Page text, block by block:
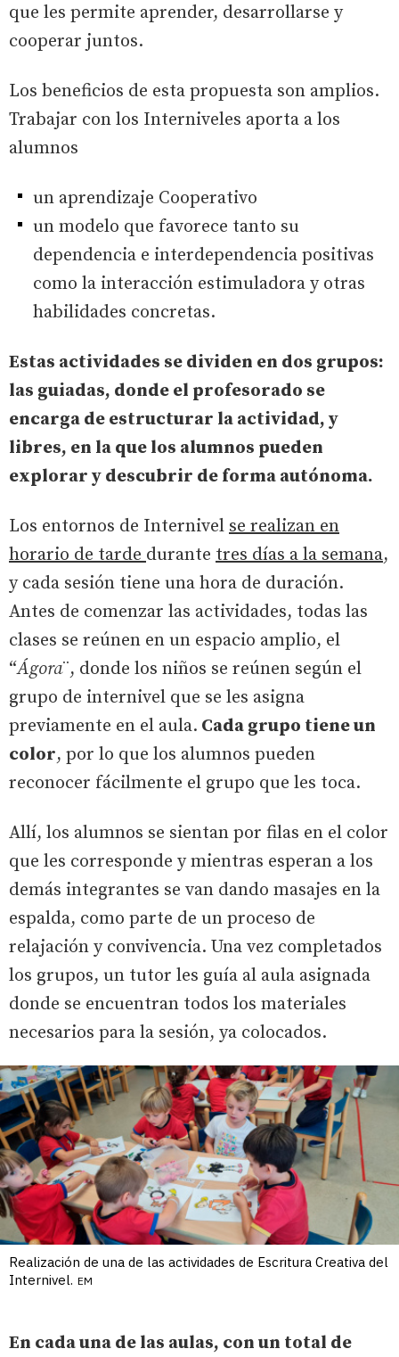
que les permite aprender, desarrollarse y
cooperar juntos.
Los beneficios de esta propuesta son amplios.
Trabajar con los Interniveles aporta a los
alumnos
un aprendizaje Cooperativo
un modelo que favorece tanto su
dependencia e interdependencia positivas
como la interacción estimuladora y otras
habilidades concretas.
Estas actividades se dividen en dos grupos:
las guiadas, donde el profesorado se
encarga de estructurar la actividad, y
libres, en la que los alumnos pueden
explorar y descubrir de forma autónoma.
Los entornos de Internivel se realizan en
horario de tarde durante tres días a la semana,
y cada sesión tiene una hora de duración.
Antes de comenzar las actividades, todas las
clases se reúnen en un espacio amplio, el
“Ágora¨, donde los niños se reúnen según el
grupo de internivel que se les asigna
previamente en el aula. Cada grupo tiene un
color, por lo que los alumnos pueden
reconocer fácilmente el grupo que les toca.
Allí, los alumnos se sientan por filas en el color
que les corresponde y mientras esperan a los
demás integrantes se van dando masajes en la
espalda, como parte de un proceso de
relajación y convivencia. Una vez completados
los grupos, un tutor les guía al aula asignada
donde se encuentran todos los materiales
necesarios para la sesión, ya colocados.
Realización de una de las actividades de Escritura Creativa del
Internivel. EM
En cada una de las aulas, con un total de